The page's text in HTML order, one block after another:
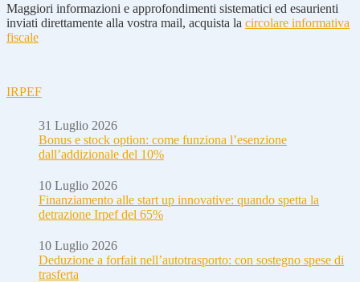
Maggiori informazioni e approfondimenti sistematici ed esaurienti
inviati direttamente alla vostra mail, acquista la circolare informativa
fiscale
IRPEF
31 Luglio 2026
Bonus e stock option: come funziona l’esenzione
dall’addizionale del 10%
10 Luglio 2026
Finanziamento alle start up innovative: quando spetta la
detrazione Irpef del 65%
10 Luglio 2026
Deduzione a forfait nell’autotrasporto: con sostegno spese di
trasferta